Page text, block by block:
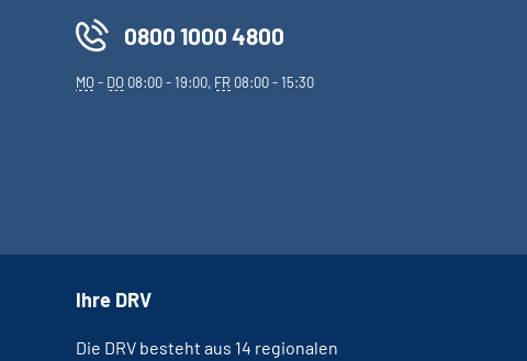
0800 1000 4800
MO- DO 08:00 - 19:00, FR 08:00 - 15:30
Ihre DRV
Die DRV besteht aus 14 regionalen